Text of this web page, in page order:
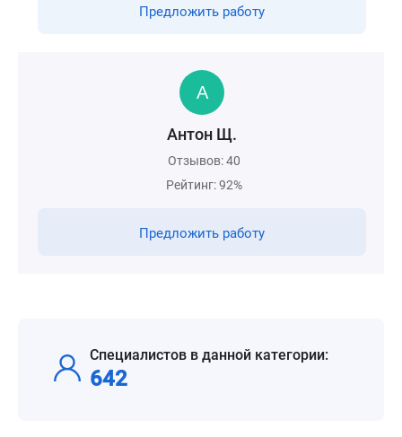
Предложить работу
Антон Щ.
Отзывов: 40
Рейтинг: 92%
Предложить работу
Специалистов в данной категории:
642